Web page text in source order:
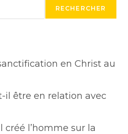
RECHERCHER
en Christ au
il être en relation avec
l’homme sur la